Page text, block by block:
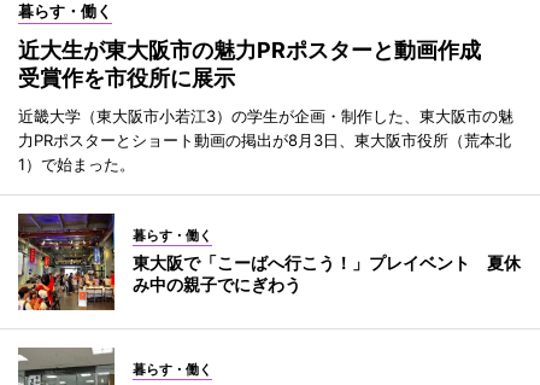
暮らす・働く
近大生が東大阪市の魅力PRポスターと動画作成
受賞作を市役所に展示
近畿大学（東大阪市小若江3）の学生が企画・制作した、東大阪市の魅
力PRポスターとショート動画の掲出が8月3日、東大阪市役所（荒本北
1）で始まった。
暮らす・働く
東大阪で「こーばへ行こう！」プレイベント 夏休
み中の親子でにぎわう
暮らす・働く